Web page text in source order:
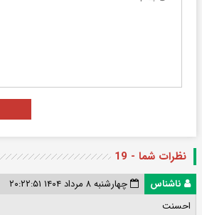
نظرات شما - 19
ناشناس
چهارشنبه ۸ مرداد ۱۴۰۴ ۲۰:۲۲:۵۱
احسنت